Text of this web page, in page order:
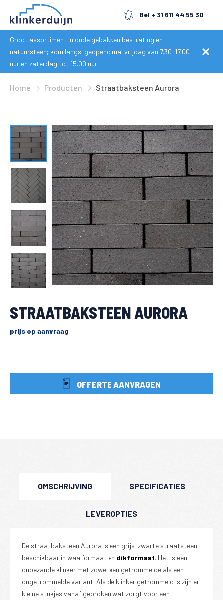
Bel + 31 611 44 55 30
Groot assortiment in oude gebakken bestrating en
natuursteen; kom langs! geopend ma-vrijdag van 7.30-17.00
uur en zaterdag tot 15.00 uur!
Home Producten Straatbaksteen Aurora
STRAATBAKSTEEN AURORA
prijs op aanvraag
OFFERTE AANVRAGEN
OMSCHRIJVING SPECIFICATIES
LEVEROPTIES
De straatbaksteen Aurora is een grijs-zwarte straatsteen
beschikbaar in waalformaat en dikformaat. Het is een
onbezande klinker met zowel een getrommelde als een
ongetrommelde variant. Als de klinker getrommeld is zijn er
kleine stukjes vanaf gebroken wat zorgt voor een